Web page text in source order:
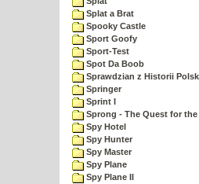
Splat a Brat
Spooky Castle
Sport Goofy
Sport-Test
Spot Da Boob
Sprawdzian z Historii
Springer
Sprint I
Sprong - The Quest for
Spy Hotel
Spy Hunter
Spy Master
Spy Plane
Spy Plane II